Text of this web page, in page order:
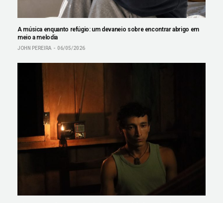
A música enquanto refúgio: um devaneio sobre encontrar abrigo em
meio a melodia
JOHN PEREIRA 06/05/2026